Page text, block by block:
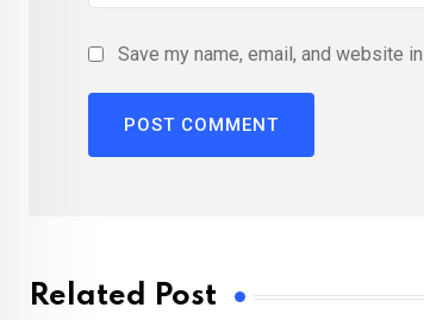
Save my name, email, and website
Related Post